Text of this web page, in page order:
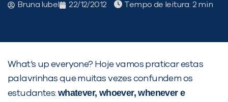
Bruna Iubel 22/12/2012 Tempo de leitura:
What’s up everyone? Hoje vamos praticar estas
palavrinhas que muitas vezes confundem os
estudantes: whatever, whoever, whenever e
PEÇA UMA DEMONSTRAÇÃO DE MÉTODO